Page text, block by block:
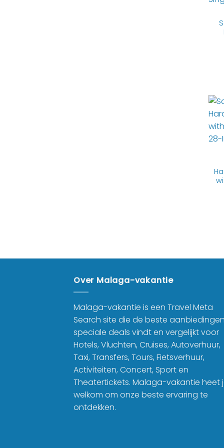
Over Malaga-vakantie
Malaga-vakantie is een Travel Meta
Search site die de beste
speciale deals vindt en vergelijkt voor
Hotels, Vluchten, Cruises, Autoverhuur,
Taxi, Transfers, Tours, Fietsverhuur,
Activiteiten, Concert, Sport en
Theatertickets. Malaga-vakantie heet
welkom om onze beste ervaring te
ontdekken.